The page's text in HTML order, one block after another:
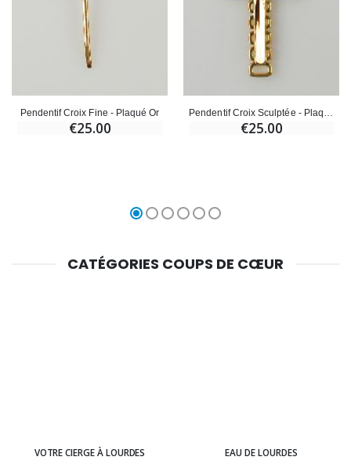
Pendentif Croix Fine - Plaqué Or
€25.00 €25.00
CATÉGORIES COUPS DE CŒUR
VOTRE CIERGE À LOURDES EAU DE LOURDES